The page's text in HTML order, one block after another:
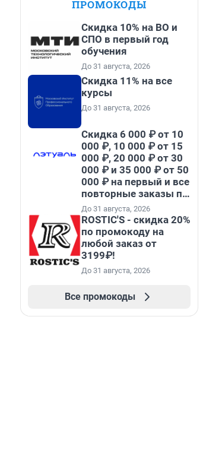
ПРОМОКОДЫ
Скидка 10% на ВО и
СПО в первый год
обучения
До 31 августа, 2026
Скидка 11% на все
курсы
До 31 августа, 2026
Скидка 6 000 ₽ от 10
000 ₽, 10 000 ₽ от 15
000 ₽, 20 000 ₽ от 30
000 ₽ и 35 000 ₽ от 50
000 ₽ на первый и все
повторные заказы по
промокоду НАБЕРИ
До 31 августа, 2026
ROSTIC'S - скидка 20%
по промокоду на
любой заказ от
3199₽!
До 31 августа, 2026
Все промокоды